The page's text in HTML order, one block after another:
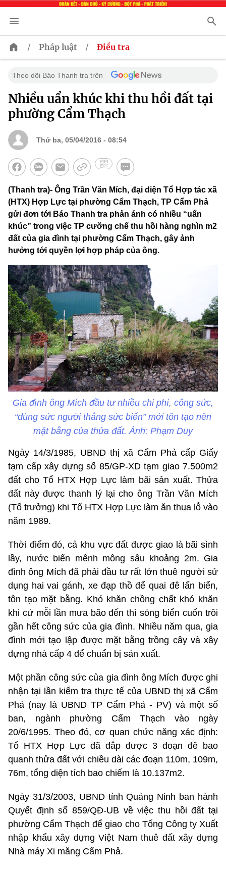
/ Pháp luật / Điều tra
Theo dõi Báo Thanh tra trên
Nhiều uẩn khúc khi thu hồi đất tại
phường Cẩm Thạch
Thứ ba, 05/04/2016 - 08:54
(Thanh tra)- Ông Trần Văn Mích, đại diện Tổ Hợp tác xã
(HTX) Hợp Lực tại phường Cẩm Thạch, TP Cẩm Phả
gửi đơn tới Báo Thanh tra phản ánh có nhiều “uẩn
khúc” trong việc TP cưỡng chế thu hồi hàng nghìn m2
đất của gia đình tại phường Cẩm Thạch, gây ảnh
hưởng tới quyền lợi hợp pháp của ông.
Gia đình ông Mích đầu tư nhiều chi phí, công sức,
“dùng sức người thắng sức biển” mới tôn tạo nên
mặt bằng của thửa đất. Ảnh: Phạm Duy
Ngày 14/3/1985, UBND thị xã Cẩm Phả cấp Giấy
tạm cấp xây dựng số 85/GP-XD tạm giao 7.500m2
đất cho Tổ HTX Hợp Lực làm bãi sản xuất. Thửa
đất này được thanh lý lại cho ông Trần Văn Mích
(Tổ trưởng) khi Tổ HTX Hợp Lực làm ăn thua lỗ vào
năm 1989.
Thời điểm đó, cả khu vực đất được giao là bãi sình
lầy, nước biển mênh mông sâu khoảng 2m. Gia
đình ông Mích đã phải đầu tư rất lớn thuê người sử
dụng hai vai gánh, xe đạp thồ để quai đê lấn biển,
tôn tạo mặt bằng. Khó khăn chồng chất khó khăn
khi cứ mỗi lần mưa bão đến thì sóng biển cuốn trôi
gần hết công sức của gia đình. Nhiều năm qua, gia
đình mới tạo lập được mặt bằng trồng cây và xây
dựng nhà cấp 4 để chuẩn bị sản xuất.
Một phần công sức của gia đình ông Mích được ghi
nhận tại lần kiểm tra thực tế của UBND thị xã Cẩm
Phả (nay là UBND TP Cẩm Phả - PV) và một số
ban, ngành phường Cẩm Thạch vào ngày
20/6/1995. Theo đó, cơ quan chức năng xác định:
Tổ HTX Hợp Lực đã đắp được 3 đoạn đê bao
quanh thửa đất với chiều dài các đoạn 110m, 109m,
76m, tổng diện tích bao chiếm là 10.137m2.
Ngày 31/3/2003, UBND tỉnh Quảng Ninh ban hành
Quyết định số 859/QĐ-UB về việc thu hồi đất tại
phường Cẩm Thạch để giao cho Tổng Công ty Xuất
nhập khẩu xây dựng Việt Nam thuê đất xây dựng
Nhà máy Xi măng Cẩm Phả.